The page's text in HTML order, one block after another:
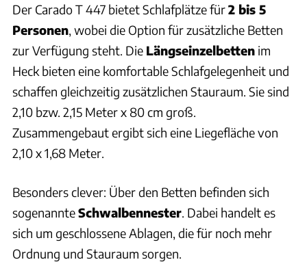
Der Carado T 447 bietet Schlafplätze für2 bis 5
Personen , wobei die Option für zusätzliche Betten
zur Verfügung steht. Die Längseinzelbetten im
Heck bieten eine komfortable Schlafgelegenheit und
schaffen gleichzeitig zusätzlichen Stauraum. Sie sind
2,10 bzw. 2,15 Meter x 80 cm groß.
Zusammengebaut ergibt sich eine Liegefläche von
2,10 x 1,68 Meter.
Besonders clever: Über den Betten befinden sich
sogenannteSchwalbennester . Dabei handelt es
sich um geschlossene Ablagen, die für noch mehr
Ordnung und Stauraum sorgen.